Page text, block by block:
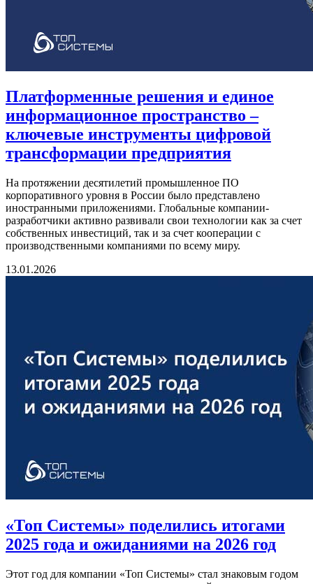
Платформенные решения и единое
информационное пространство –
ключевые инструменты цифровой
трансформации предприятия
На протяжении десятилетий промышленное ПО
корпоративного уровня в России было представлено
иностранными приложениями. Глобальные компании-
разработчики активно развивали свои технологии как за счет
собственных инвестиций, так и за счет кооперации с
производственными компаниями по всему миру.
13.01.2026
«Топ Системы» поделились итогами
2025 года и ожиданиями на 2026 год
Этот год для компании «Топ Системы» стал знаковым годом